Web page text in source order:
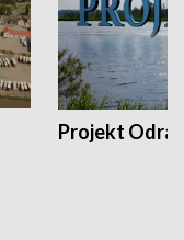
Projekt Odra